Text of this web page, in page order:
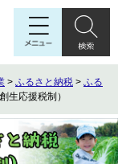
> ふるさと納税 > ふる
生応援税制）